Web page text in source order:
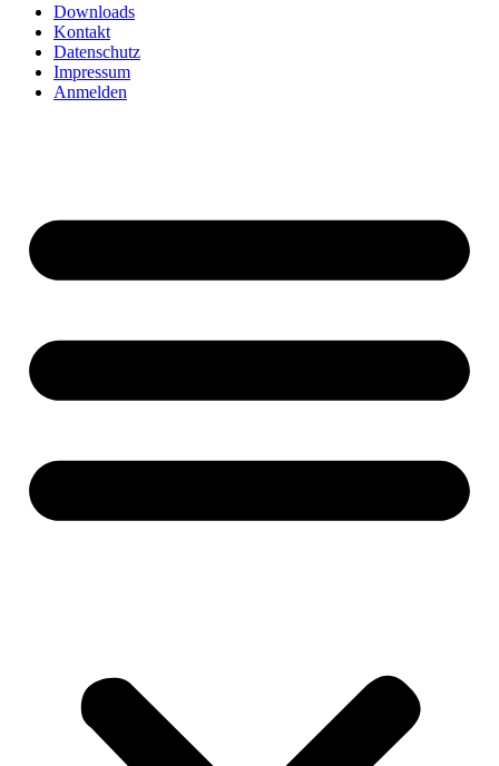
Downloads
Kontakt
Datenschutz
Impressum
Anmelden